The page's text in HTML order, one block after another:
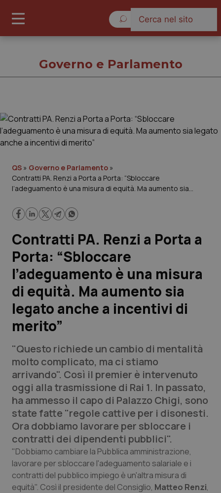
Cronache
Governo e Parlamento
Regioni e Asl
Lavoro e Professioni
Scienza e Farmaci
Studi e Analisi
Lettere al direttore
Edizioni Regionali
QS Pro
Professionisti Sanitari.AI
Abruzzo
Basilicata
Calabria
Campania
QS Pro Gold
Artrite & artrosi
Asma & BPCO
Car-T
QS Club Newsletter
Governo e Parlamento
QS » Governo e Parlamento »
Contratti PA. Renzi a Porta a Porta: “Sbloccare
l’adeguamento è una misura di equità. Ma aumento sia
Contratti PA. Renzi a Porta a
Porta: “Sbloccare
l’adeguamento è una misura
di equità. Ma aumento sia
legato anche a incentivi di
merito”
"Questo richiede un cambio di mentalità
molto complicato, ma ci stiamo
arrivando". Così il premier è intervenuto
oggi alla trasmissione di Rai 1. In passato,
ha ammesso il capo di Palazzo Chigi, sono
state fatte "regole cattive per i disonesti.
Ora dobbiamo lavorare per sbloccare i
contratti dei dipendenti pubblici".
"Dobbiamo cambiare la Pubblica amministrazione,
lavorare per sbloccare l'adeguamento salariale e i
contratti del pubblico impiego è un'altra misura di
equità". Così il presidente del Consiglio, Matteo Renzi,